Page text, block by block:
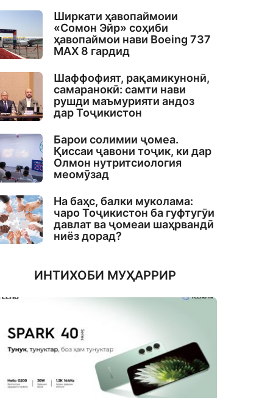
Ширкати ҳавопаймоии
«Сомон Эйр» соҳиби
ҳавопаймои нави Boeing 737
MAX 8 гардид
Шаффофият, рақамикунонӣ,
самаранокӣ: самти нави
рушди маъмурияти андоз
дар Тоҷикистон
Барои солимии ҷомеа.
Қиссаи ҷавони тоҷик, ки дар
Олмон нутритсиология
меомӯзад
На баҳс, балки муколама:
чаро Тоҷикистон ба гуфтугӯи
давлат ва ҷомеаи шаҳрвандӣ
ниёз дорад?
ИНТИХОБИ МУҲАРРИР